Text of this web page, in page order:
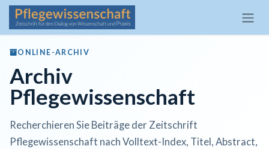
Zum Inhalt springen
ONLINE-ARCHIV
Archiv
Pflegewissenschaft
Recherchieren Sie Beiträge der Zeitschrift
Pflegewissenschaft nach Volltext-Index, Titel, Abstract,